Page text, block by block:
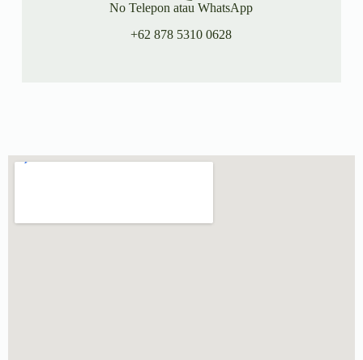
No Telepon atau WhatsApp
+62 878 5310 0628